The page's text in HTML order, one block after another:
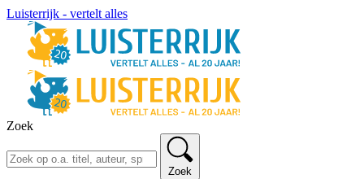
Luisterrijk - vertelt alles
Zoek
Zoek